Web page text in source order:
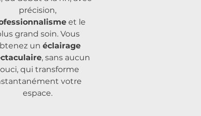
précision,
et le
grand soin. Vous
un éclairage
, sans aucun
qui transforme
votre
espace.